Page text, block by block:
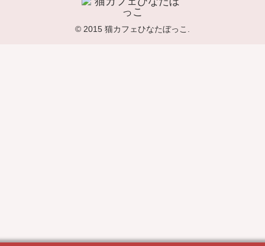
© 2015 猫カフェひなたぼっこ.